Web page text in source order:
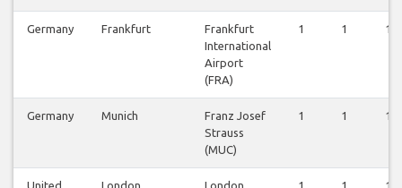
Germany Frankfurt
Frankfurt
International
Airport
(FRA)
1 1 1
Germany Munich
Franz Josef
Strauss
(MUC)
1 1 1
United
London
London
1 1 1